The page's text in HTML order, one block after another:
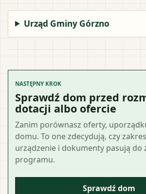
Urząd Gminy Górzno
NASTĘPNY KROK
Sprawdź dom przed
dotacji albo ofercie
Zanim porównasz oferty,
domu. To one zdecydują, czy
urządzenie i dokumenty pasują do
programu.
Sprawdź dom